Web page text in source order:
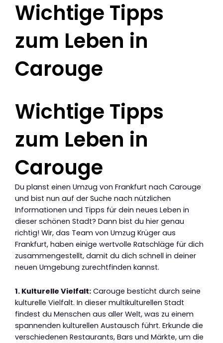
Wichtige Tipps
zum Leben in
Carouge
Wichtige Tipps
zum Leben in
Carouge
Du planst einen Umzug von Frankfurt nach Carouge
und bist nun auf der Suche nach nützlichen
Informationen und Tipps für dein neues Leben in
dieser schönen Stadt? Dann bist du hier genau
richtig! Wir, das Team von Umzug Krüger aus
Frankfurt, haben einige wertvolle Ratschläge für dich
zusammengestellt, damit du dich schnell in deiner
neuen Umgebung zurechtfinden kannst.
1. Kulturelle Vielfalt: Carouge besticht durch seine
kulturelle Vielfalt. In dieser multikulturellen Stadt
findest du Menschen aus aller Welt, was zu einem
spannenden kulturellen Austausch führt. Erkunde die
verschiedenen Restaurants, Bars und Märkte, um die